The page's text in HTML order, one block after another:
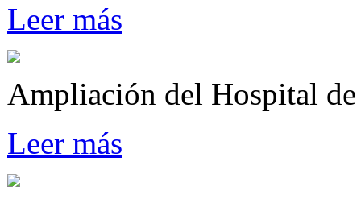
Leer más
Ampliación del Hospital
Leer más